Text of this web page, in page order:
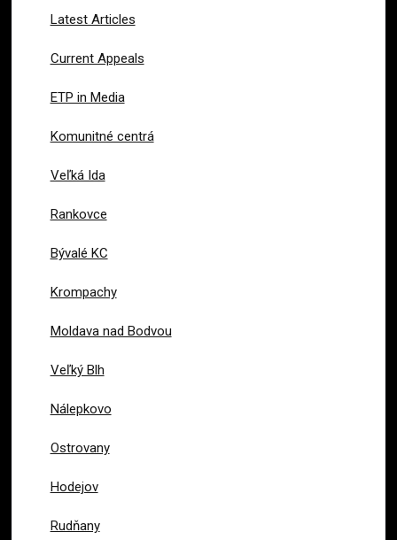
Latest Articles
Current Appeals
ETP in Media
Komunitné centrá
Veľká Ida
Rankovce
Bývalé KC
Krompachy
Moldava nad Bodvou
Veľký Blh
Nálepkovo
Ostrovany
Hodejov
Rudňany